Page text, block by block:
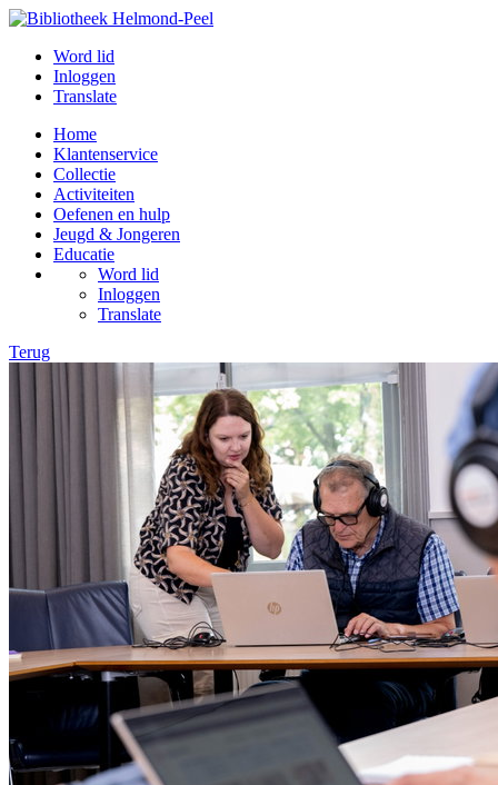
Word lid
Inloggen
Translate
Home
Klantenservice
Collectie
Activiteiten
Oefenen en hulp
Jeugd & Jongeren
Educatie
Word lid
Inloggen
Translate
Terug